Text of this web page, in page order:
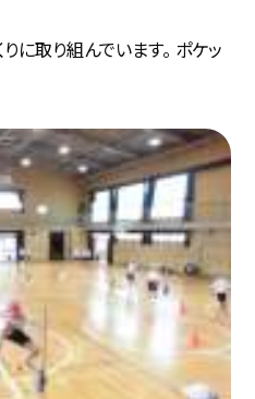
に取り組んでいます。 ポケッ